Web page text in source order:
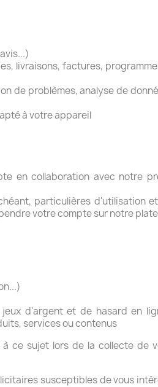
livraisons, factures,
de problèmes, analyse de
à votre appareil
en collaboration avec notre
particulières d'utilisation
votre compte sur notre
d'argent et de hasard en
services ou contenus
ce sujet lors de la collecte de
susceptibles de vous